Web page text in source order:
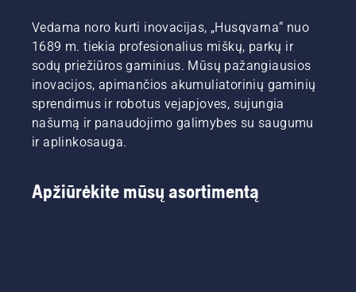
Vedama noro kurti inovacijas, „Husqvarna“ nuo
1689 m. tiekia profesionalius miškų, parkų ir
sodų priežiūros gaminius. Mūsų pažangiausios
inovacijos, apimančios akumuliatorinių gaminių
sprendimus ir robotus vejapjoves, sujungia
našumą ir panaudojimo galimybes su saugumu
ir aplinkosauga.
Apžiūrėkite mūsų asortimentą